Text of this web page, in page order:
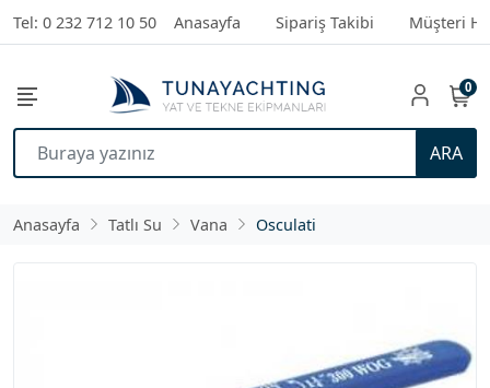
Tel: 0 232 712 10 50 Anasayfa Sipariş Takibi Müşteri
ARA
0
Anasayfa Tatlı Su Vana Osculati